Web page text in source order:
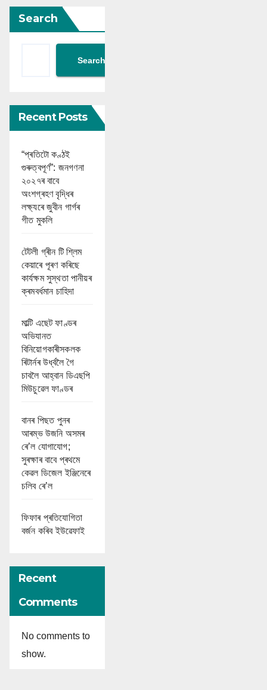
Search
Search
Recent Posts
“প্ৰতিটো কণ্ঠই
গুৰুত্বপূৰ্ণ”: জনগণনা
২০২৭ৰ বাবে
অংশগ্ৰহণ বৃদ্ধিৰ
লক্ষ্যৰে জুবীন গাৰ্গৰ
গীত মুকলি
টেটলী গ্ৰীন টি শ্লিম
কেয়াৰে পূৰণ কৰিছে
কাৰ্যক্ষম সুস্থতা পানীয়ৰ
ক্ৰমবৰ্ধমান চাহিদা
মাল্টি এছেট ফাণ্ডৰ
অভিযানত
বিনিয়োগকাৰীসকলক
ৰিটাৰ্নৰ উৰ্ধ্বলৈ গৈ
চাবলৈ আহ্বান ডিএছপি
মিউচুৱেল ফাণ্ডৰ
বানৰ পিছত পুনৰ
আৰম্ভ উজনি অসমৰ
ৰে’ল যোগাযোগ;
সুৰক্ষাৰ বাবে প্ৰথমে
কেৱল ডিজেল ইঞ্জিনেৰে
চলিব ৰে’ল
ফিফাৰ প্ৰতিযোগিতা
বৰ্জন কৰিব ইউৱেফাই
Recent
Comments
No comments to
show.